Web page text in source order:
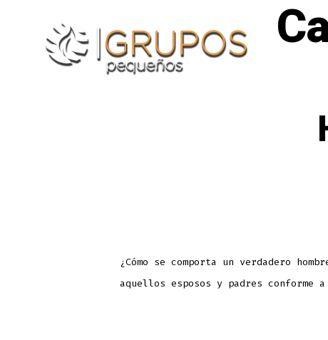
¿Cómo se comporta un verdadero
aquellos esposos y padres